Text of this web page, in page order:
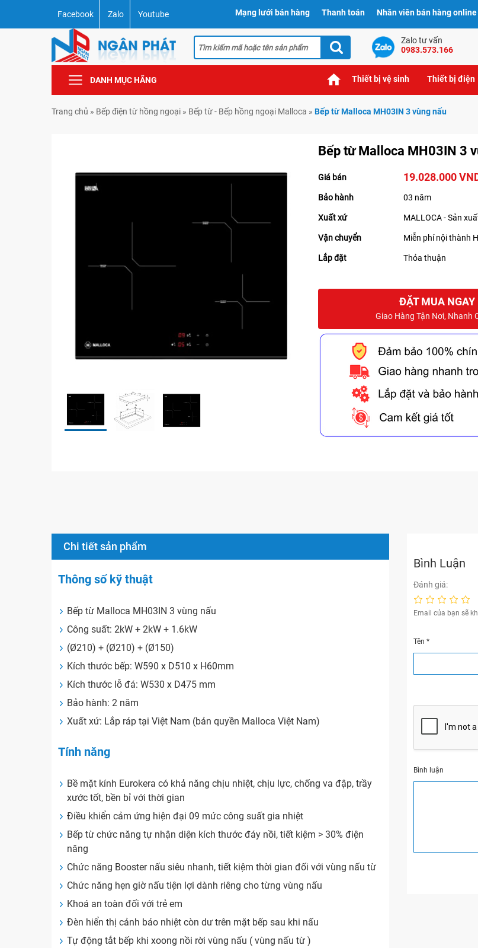
Facebook Zalo Youtube Mạng lưới bán hàng Thanh toán Nhân viên bán hàng online
Zalo tư vấn
0983.573.166
DANH MỤC HÃNG Thiết bị vệ sinh Thiết bị điện
Trang chủ » Bếp điện từ hồng ngoại » Bếp từ - Bếp hồng ngoại Malloca » Bếp từ Malloca MH03IN 3 vùng nấu
Bếp từ Malloca MH03IN 3
Giá bán 19.028.000
Bảo hành 03 năm
Xuất xứ MALLOCA - Sản
Vận chuyển Miễn phí nội thành
Lắp đặt Thỏa thuận
ĐẶT MUA NGAY
Giao Hàng Tận Nơi, Nhanh
Chi tiết sản phẩm
Thông số kỹ thuật
Bếp từ Malloca MH03IN 3 vùng nấu
Công suất: 2kW + 2kW + 1.6kW
(Ø210) + (Ø210) + (Ø150)
Kích thước bếp: W590 x D510 x H60mm
Kích thước lỗ đá: W530 x D475 mm
Bảo hành: 2 năm
Xuất xứ: Lắp ráp tại Việt Nam (bản quyền Malloca Việt Nam)
Tính năng
Bề mặt kính Eurokera có khả năng chịu nhiệt, chịu lực, chống va đập, trầy
xước tốt, bền bỉ với thời gian
Điều khiển cảm ứng hiện đại 09 mức công suất gia nhiệt
Bếp từ chức năng tự nhận diện kích thước đáy nồi, tiết kiệm > 30% điện
năng
Chức năng Booster nấu siêu nhanh, tiết kiệm thời gian đối với vùng nấu từ
Chức năng hẹn giờ nấu tiện lợi dành riêng cho từng vùng nấu
Khoá an toàn đối với trẻ em
Đèn hiển thị cảnh báo nhiệt còn dư trên mặt bếp sau khi nấu
Tự động tắt bếp khi xoong nồi rời vùng nấu ( vùng nấu từ )
Bình Luận
Đánh giá:
Email của bạn sẽ
Tên*
Bình luận